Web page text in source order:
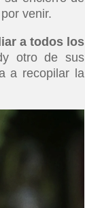
venir.
a todos los
otro de sus
a recopilar la